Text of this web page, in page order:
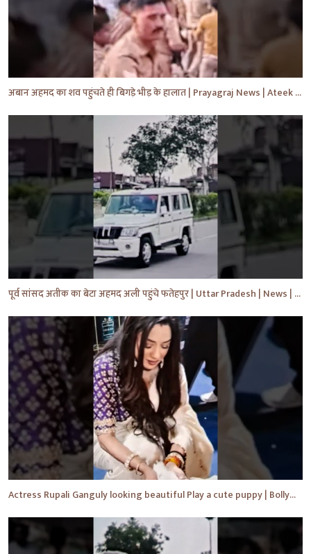
अबान अहमद का शव पहुंचते ही बिगड़े भीड़ के हालात | Prayagraj News | Ateek Ahmad | #shorts #yt #news
पूर्व सांसद अतीक का बेटा अहमद अली पहुंचे फतेहपुर | Uttar Pradesh | News | #shorts #yt #news #upnews
Actress Rupali Ganguly looking beautiful Play a cute puppy | Bollywood | Bollywood News #shorts #yt